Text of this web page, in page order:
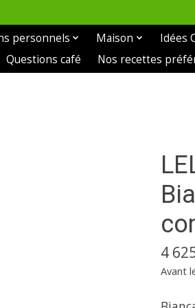
personnels Maison
Idées
Questions café Nos recettes
4
Avant